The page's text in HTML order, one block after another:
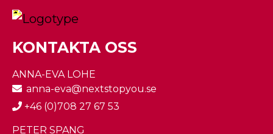
KONTAKTA OSS
ANNA-EVA LOHE
anna-eva@nextstopyou.se
+46 (0)708 27 67 53
PETER SPANG